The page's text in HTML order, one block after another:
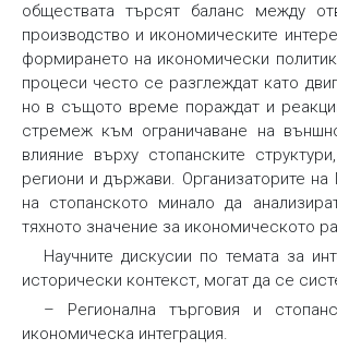
обществата търсят баланс между
производство и икономическите
формирането на икономически
процеси често се разглеждат като
но в същото време пораждат и
стремеж към ограничаване на
влияние върху стопанските
региони и държави. Организаторите
на стопанското минало да
тяхното значение за икономическото
Научните дискусии по темата за
исторически контекст, могат да се
– Регионална търговия и
икономическа интеграция.